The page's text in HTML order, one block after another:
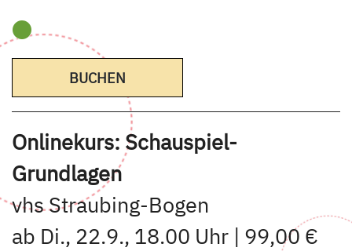
BUCHEN
Onlinekurs: Schauspiel-
Grundlagen
vhs Straubing-Bogen
ab Di., 22.9., 18.00 Uhr | 99,00 €